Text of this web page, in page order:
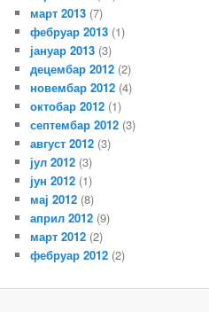
март 2013 (7)
фебруар 2013 (1)
јануар 2013 (3)
децембар 2012 (2)
новембар 2012 (4)
октобар 2012 (1)
септембар 2012 (3)
август 2012 (3)
јул 2012 (3)
јун 2012 (1)
мај 2012 (8)
април 2012 (9)
март 2012 (2)
фебруар 2012 (2)